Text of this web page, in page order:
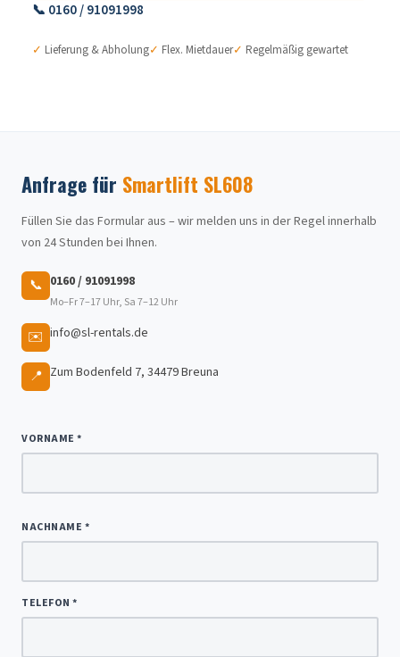
📞 0160 / 91091998
✓ Lieferung & Abholung✓ Flex. Mietdauer✓ Regelmäßig gewartet
Anfrage für Smartlift SL608
Füllen Sie das Formular aus – wir melden uns in der Regel innerhalb
von 24 Stunden bei Ihnen.
📞 0160 / 91091998
Mo–Fr 7–17 Uhr, Sa 7–12 Uhr
✉️ info@sl-rentals.de
📍 Zum Bodenfeld 7, 34479 Breuna
VORNAME *
NACHNAME *
TELEFON *